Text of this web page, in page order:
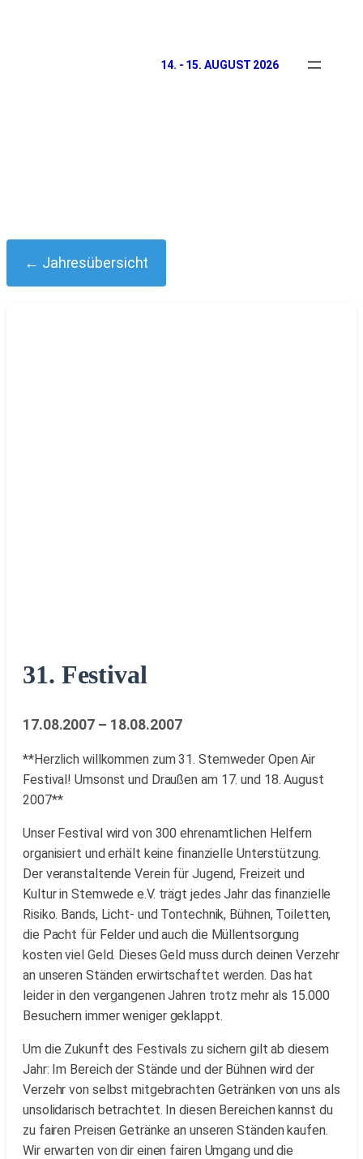
14. - 15. AUGUST 2026
← Jahresübersicht
31. Festival
17.08.2007 – 18.08.2007
**Herzlich willkommen zum 31. Stemweder Open Air
Festival! Umsonst und Draußen am 17. und 18. August
2007**
Unser Festival wird von 300 ehrenamtlichen Helfern
organisiert und erhält keine finanzielle Unterstützung.
Der veranstaltende Verein für Jugend, Freizeit und
Kultur in Stemwede e.V. trägt jedes Jahr das finanzielle
Risiko. Bands, Licht- und Tontechnik, Bühnen, Toiletten,
die Pacht für Felder und auch die Müllentsorgung
kosten viel Geld. Dieses Geld muss durch deinen Verzehr
an unseren Ständen erwirtschaftet werden. Das hat
leider in den vergangenen Jahren trotz mehr als 15.000
Besuchern immer weniger geklappt.
Um die Zukunft des Festivals zu sichern gilt ab diesem
Jahr: Im Bereich der Stände und der Bühnen wird der
Verzehr von selbst mitgebrachten Getränken von uns als
unsolidarisch betrachtet. In diesen Bereichen kannst du
zu fairen Preisen Getränke an unseren Ständen kaufen.
Wir erwarten von dir einen fairen Umgang und die